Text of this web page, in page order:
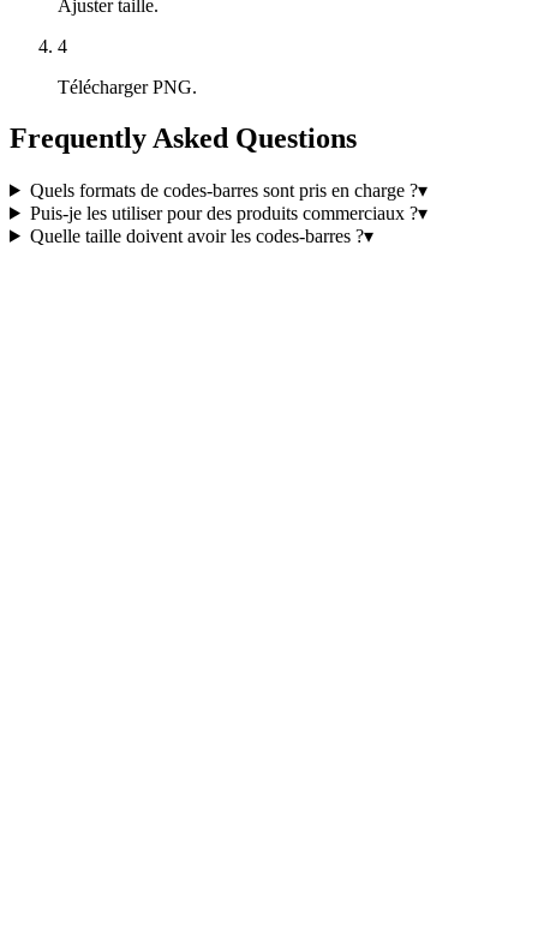
Ajuster taille.
4
Télécharger PNG.
Frequently Asked Questions
Quels formats de codes-barres sont pris en charge ?▾
Puis-je les utiliser pour des produits commerciaux ?▾
Quelle taille doivent avoir les codes-barres ?▾